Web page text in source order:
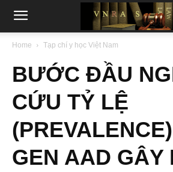
Home Tạp chí y học Việt Nam
BƯỚC ĐẦU
CỨU TỶ LỆ
GEN AAD GÂY